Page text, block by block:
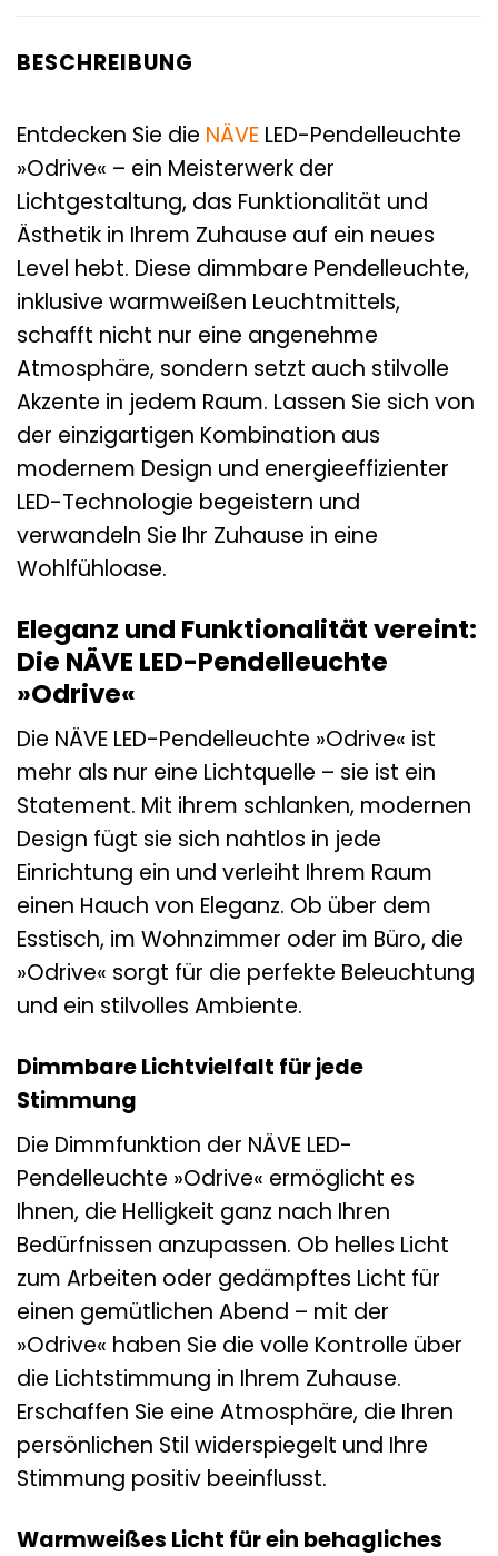
BESCHREIBUNG
Entdecken Sie die NÄVE LED-Pendelleuchte
»Odrive« – ein Meisterwerk der
Lichtgestaltung, das Funktionalität und
Ästhetik in Ihrem Zuhause auf ein neues
Level hebt. Diese dimmbare Pendelleuchte,
inklusive warmweißen Leuchtmittels,
schafft nicht nur eine angenehme
Atmosphäre, sondern setzt auch stilvolle
Akzente in jedem Raum. Lassen Sie sich von
der einzigartigen Kombination aus
modernem Design und energieeffizienter
LED-Technologie begeistern und
verwandeln Sie Ihr Zuhause in eine
Wohlfühloase.
Eleganz und Funktionalität vereint:
Die NÄVE LED-Pendelleuchte
»Odrive«
Die NÄVE LED-Pendelleuchte »Odrive« ist
mehr als nur eine Lichtquelle – sie ist ein
Statement. Mit ihrem schlanken, modernen
Design fügt sie sich nahtlos in jede
Einrichtung ein und verleiht Ihrem Raum
einen Hauch von Eleganz. Ob über dem
Esstisch, im Wohnzimmer oder im Büro, die
»Odrive« sorgt für die perfekte Beleuchtung
und ein stilvolles Ambiente.
Dimmbare Lichtvielfalt für jede
Stimmung
Die Dimmfunktion der NÄVE LED-
Pendelleuchte »Odrive« ermöglicht es
Ihnen, die Helligkeit ganz nach Ihren
Bedürfnissen anzupassen. Ob helles Licht
zum Arbeiten oder gedämpftes Licht für
einen gemütlichen Abend – mit der
»Odrive« haben Sie die volle Kontrolle über
die Lichtstimmung in Ihrem Zuhause.
Erschaffen Sie eine Atmosphäre, die Ihren
persönlichen Stil widerspiegelt und Ihre
Stimmung positiv beeinflusst.
Warmweißes Licht für ein behagliches